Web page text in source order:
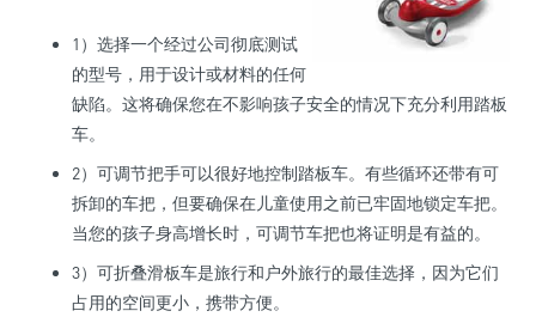
1）选择一个经过公司彻底测试
的型号，用于设计或材料的任何
缺陷。这将确保您在不影响孩子安全的情况下充分利用踏板
车。
2）可调节把手可以很好地控制踏板车。有些循环还带有可
拆卸的车把，但要确保在儿童使用之前已牢固地锁定车把。
当您的孩子身高增长时，可调节车把也将证明是有益的。
3）可折叠滑板车是旅行和户外旅行的最佳选择，因为它们
占用的空间更小，携带方便。